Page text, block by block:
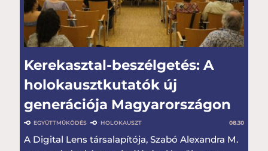
Kerekasztal-beszélgetés: A
holokausztkutatók új
generációja Magyarországon
EGYÜTTMŰKÖDÉS HOLOKAUSZT 08.30
A Digital Lens társalapítója, Szabó Alexandra M.